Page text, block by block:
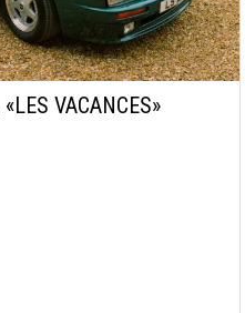
VACANCES»